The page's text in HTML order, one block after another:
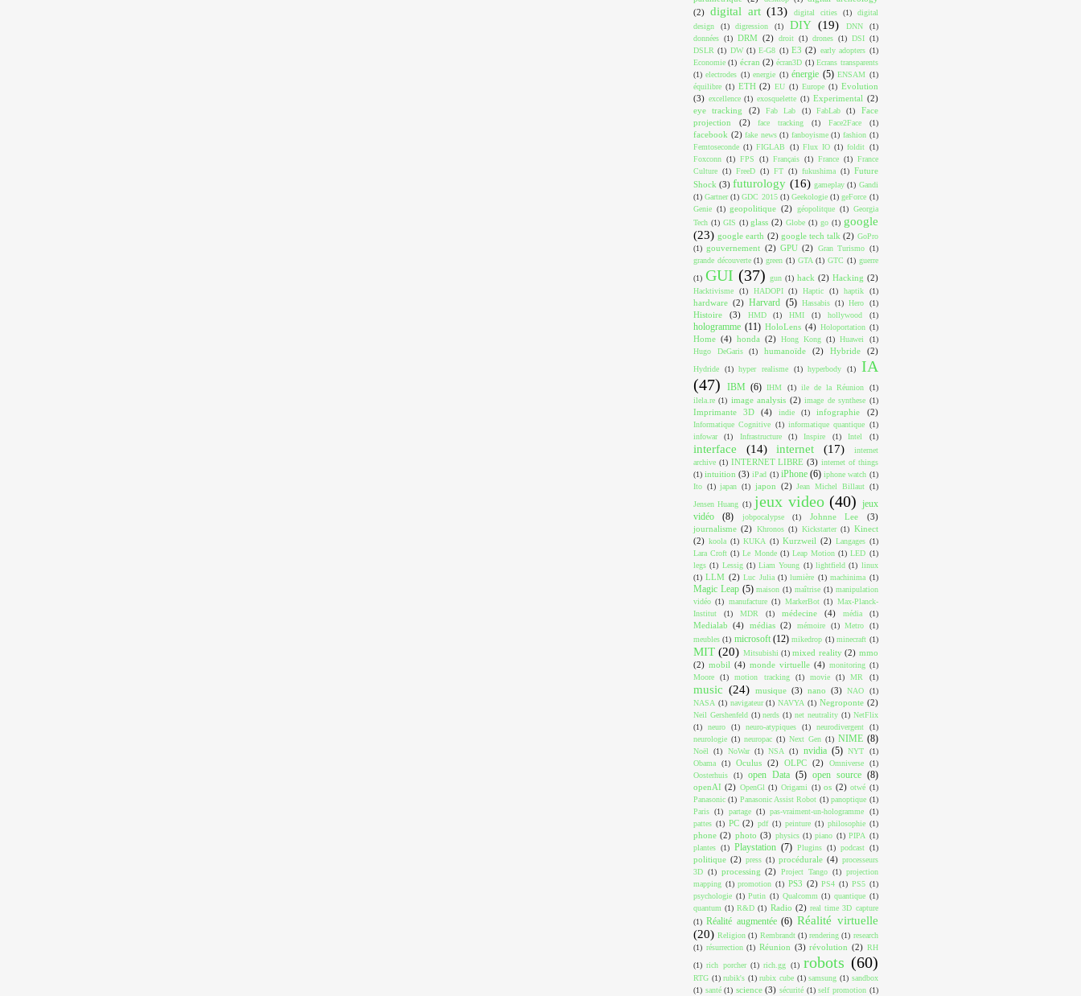
(2) digital art (13) digital cities (1)
digital
design
(1) digression (1) DIY (19) DNN
(1)
données (1) DRM (2) droit (1) drones (1) DSI (1)
DSLR (1) DW (1) E-G8 (1) E3 (2) early adopters (1)
Economie (1) écran (2) écran3D (1) Ecrans transparents
(1) electrodes (1) energie (1) énergie (5) ENSAM (1)
équilibre (1) ETH (2) EU (1) Europe (1) Evolution
(3) excellence (1) exosquelette (1) Experimental (2)
eye tracking
(2) Fab Lab (1) FabLab (1)
Face
projection
(2) face tracking (1) Face2Face (1)
facebook (2) fake news (1) fanboyisme (1) fashion (1)
Femtoseconde (1) FIGLAB (1) Flux IO (1) foldit (1)
Foxconn (1) FPS (1) Français (1) France (1) France
Culture (1) FreeD (1) FT (1) fukushima (1) Future
Shock (3) futurology (16) gameplay (1) Gandi
(1) Gartner (1) GDC 2015 (1) Geekologie (1) geForce (1)
Genie (1) geopolitique (2) géopolitque (1) Georgia
Tech (1) GIS (1) glass (2) Globe (1) go (1) google
(23) google earth (2) google tech talk (2) GoPro
(1) gouvernement (2) GPU (2) Gran Turismo (1)
grande découverte (1) green (1) GTA (1) GTC (1) guerre
(1) GUI (37) gun (1) hack (2) Hacking (2)
Hacktivisme (1) HADOPI (1) Haptic (1) haptik (1)
hardware (2) Harvard (5) Hassabis (1) Hero (1)
Histoire (3) HMD (1) HMI (1) hollywood (1)
hologramme (11) HoloLens (4) Holoportation (1)
Home (4) honda (2) Hong Kong (1) Huawei
(1)
Hugo DeGaris
(1) humanoïde (2) Hybride (2)
Hydride (1) hyper realisme (1) hyperbody (1)
IA
(47)
IBM (6) IHM (1) ile de la Réunion
(1)
ilela.re (1) image analysis (2) image de synthese (1)
Imprimante 3D (4) indie (1) infographie (2)
Informatique Cognitive (1) informatique quantique (1)
infowar
(1) Infrastructure (1) Inspire (1) Intel (1)
interface (14) internet (17)
internet
archive (1) INTERNET LIBRE (3) internet of things
(1) intuition (3) iPad (1) iPhone (6) iphone watch (1)
Ito (1) japan (1) japon (2) Jean Michel Billaut (1)
Jensen Huang (1) jeux video (40) jeux
vidéo
(8) jobpocalypse (1) Johnne Lee
(3)
journalisme (2) Khronos (1) Kickstarter (1) Kinect
(2) koola (1) KUKA (1) Kurzweil (2) Langages (1)
Lara Croft (1) Le Monde (1) Leap Motion (1) LED (1)
legs (1) Lessig (1) Liam Young (1) lightfield (1) linux
(1) LLM (2) Luc Julia (1) lumière (1) machinima (1)
Magic Leap (5) maison (1) maîtrise (1) manipulation
vidéo (1) manufacture (1) MarkerBot (1) Max-Planck-
Institut
(1) MDR (1) médecine (4) média (1)
Medialab (4) médias (2) mémoire (1) Metro
(1)
meubles (1) microsoft (12) mikedrop (1) minecraft (1)
MIT (20) Mitsubishi (1) mixed reality (2) mmo
(2) mobil (4) monde virtuelle (4) monitoring (1)
Moore
(1) motion tracking (1) movie (1) MR (1)
music (24) musique (3) nano (3) NAO
(1)
NASA (1) navigateur (1) NAVYA (1) Negroponte (2)
Neil Gershenfeld (1) nerds (1) net neutrality (1) NetFlix
(1)
neuro (1) neuro-atypiques (1) neurodivergent
(1)
neurologie (1) neuropac (1) Next Gen (1) NIME (8)
Noël (1) NoWar (1) NSA (1) nvidia (5) NYT
(1)
Obama
(1) Oculus (2) OLPC (2) Omniverse
(1)
Oosterhuis
(1) open Data (5) open source (8)
openAI (2) OpenGl (1) Origami (1) os (2) otwé (1)
Panasonic (1) Panasonic Assist Robot (1) panoptique (1)
Paris (1) partage (1) pas-vraiment-un-hologramme
(1)
pattes (1) PC (2) pdf (1) peinture (1) philosophie (1)
phone (2) photo (3) physics (1) piano (1) PIPA (1)
plantes (1) Playstation (7) Plugins (1) podcast (1)
politique (2) press (1) procédurale (4) processeurs
3D (1) processing (2) Project Tango (1) projection
mapping (1) promotion (1) PS3 (2) PS4 (1) PS5 (1)
psychologie (1) Putin (1) Qualcomm (1) quantique (1)
quantum (1) R&D (1) Radio (2) real time 3D capture
(1) Réalité augmentée (6) Réalité virtuelle
(20) Religion (1) Rembrandt (1) rendering (1) research
(1) résurrection (1) Réunion (3) révolution (2) RH
(1) rich porcher (1) rich.gg (1) robots (60)
RTG (1) rubik's (1) rubix cube (1) samsung (1) sandbox
(1) santé (1) science (3) sécurité (1) self promotion (1)